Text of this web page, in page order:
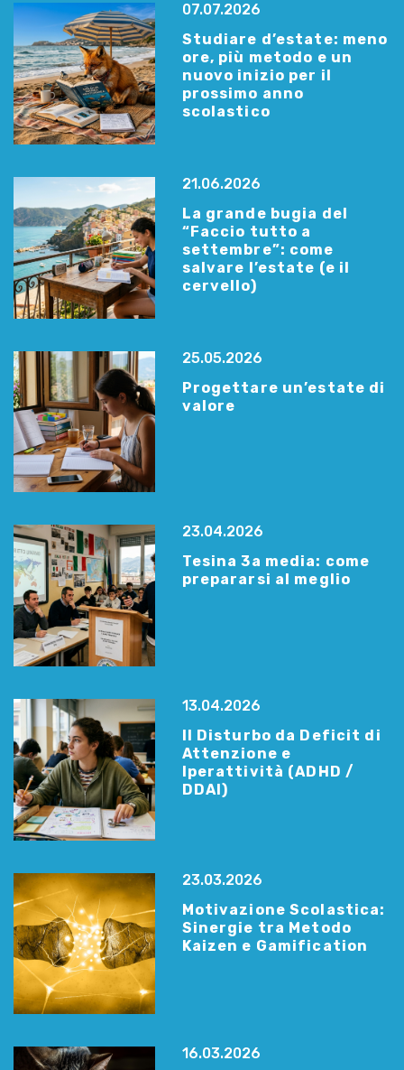
07.07.2026
Studiare d’estate: meno
ore, più metodo e un
nuovo inizio per il
prossimo anno
scolastico
21.06.2026
La grande bugia del
“Faccio tutto a
settembre”: come
salvare l’estate (e il
cervello)
25.05.2026
Progettare un’estate di
valore
23.04.2026
Tesina 3a media: come
prepararsi al meglio
13.04.2026
Il Disturbo da Deficit di
Attenzione e
Iperattività (ADHD /
DDAI)
23.03.2026
Motivazione Scolastica:
Sinergie tra Metodo
Kaizen e Gamification
16.03.2026